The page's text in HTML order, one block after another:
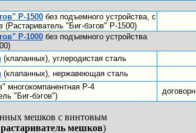
Р-1500 без подъемного устройства, с
"Биг-бэгов" Р-1500)
Р-1000 без подъемного устройства
(клапанных), углеродистая сталь
(клапанных), нержавеющая сталь
многокомпанентная Р-4
"Биг-бэгов")
договорн.
мешков с винтовым
мешков)